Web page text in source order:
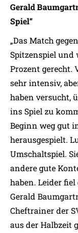
Gerald
Spiel“
„Das Match
Spitzenspiel und
Prozent gerecht.
sehr intensiv,
haben versucht,
ins Spiel zu
Beginn weg gut
herausgespielt.
Umschaltspiel.
andere gute
haben. Leider fiel
Gerald
Cheftrainer der
aus der Halbzeit